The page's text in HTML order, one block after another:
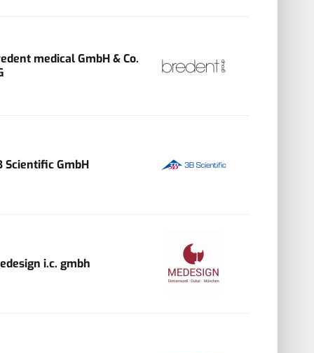
medical GmbH & Co.
Scientific GmbH
i.c. gmbh